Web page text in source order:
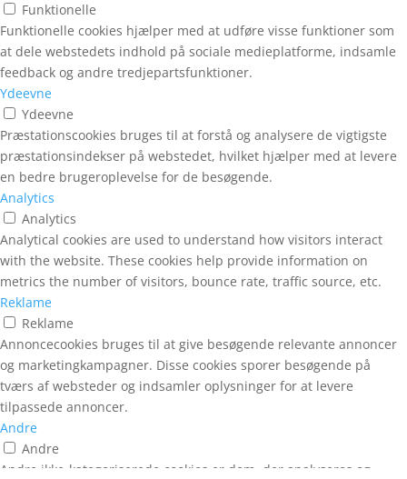
Funktionelle
Funktionelle cookies hjælper med at udføre visse funktioner som
at dele webstedets indhold på sociale medieplatforme, indsamle
feedback og andre tredjepartsfunktioner.
Ydeevne
Ydeevne
Præstationscookies bruges til at forstå og analysere de vigtigste
præstationsindekser på webstedet, hvilket hjælper med at levere
en bedre brugeroplevelse for de besøgende.
Analytics
Analytics
Analytical cookies are used to understand how visitors interact
with the website. These cookies help provide information on
metrics the number of visitors, bounce rate, traffic source, etc.
Reklame
Reklame
Annoncecookies bruges til at give besøgende relevante annoncer
og marketingkampagner. Disse cookies sporer besøgende på
tværs af websteder og indsamler oplysninger for at levere
tilpassede annoncer.
Andre
Andre
Andre ikke-kategoriserede cookies er dem, der analyseres og